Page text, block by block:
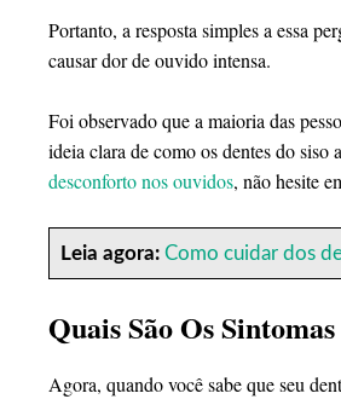
Portanto, a resposta simples a essa
causar dor de ouvido intensa.
Foi observado que a maioria das
ideia clara de como os dentes do
desconforto nos ouvidos, não hesite
Leia agora: Como cuidar dos
Quais São Os
Agora, quando você sabe que seu